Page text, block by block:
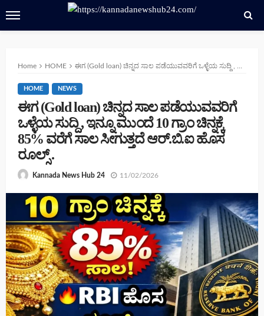
Home HOME ಈಗ (Gold loan) ಚಿನ್ನದ ಸಾಲ ಪಡೆಯುವವರಿಗೆ ಒಳ್ಳೆಯ ಸುದ್ದಿ , ಇನ್ನೂ ಮುಂದೆ 10 ಗ್ರಾಂ ಚಿನ್ನಕ್ಕೆ 85% ವರೆಗೆ ಸಾಲ ಸೀಗುತ್ತದೆ ಆರ್.ಬಿ.ಐ ಹೊಸ ರೂಲ್ಸ್ .
HOME NEWS
ಈಗ (Gold loan) ಚಿನ್ನದ ಸಾಲ ಪಡೆಯುವವರಿಗೆ
ಒಳ್ಳೆಯ ಸುದ್ದಿ , ಇನ್ನೂ ಮುಂದೆ 10 ಗ್ರಾಂ ಚಿನ್ನಕ್ಕೆ
85% ವರೆಗೆ ಸಾಲ ಸೀಗುತ್ತದೆ ಆರ್.ಬಿ.ಐ ಹೊಸ
ರೂಲ್ಸ್ .
Kannada News Hub 24 11/02/2026